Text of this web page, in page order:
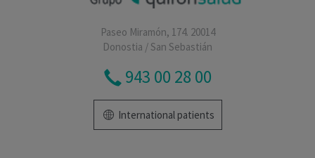
Paseo Miramón, 174. 20014
Donostia / San Sebastián
943 00 28 00
International patients